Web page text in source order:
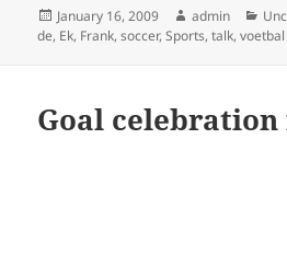
Posted
on
January 16, 2009 Author
admin
de, Ek, Frank,soccer,Sports,talk,voetbal
Goal